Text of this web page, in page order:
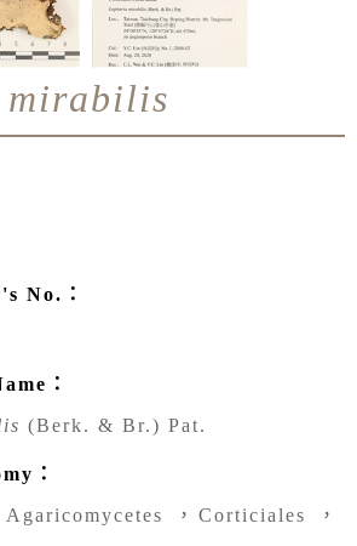
No.：
：
(Berk. & Br.) Pat.
：
，Corticiales ，